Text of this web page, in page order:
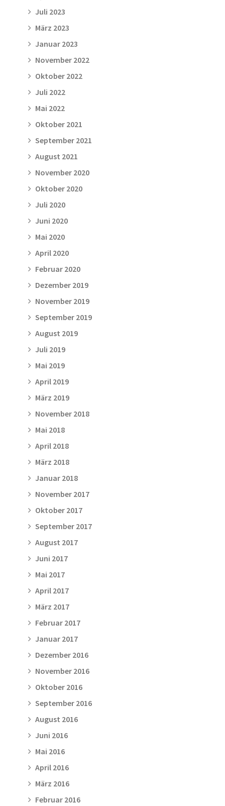
Juli 2023
März 2023
Januar 2023
November 2022
Oktober 2022
Juli 2022
Mai 2022
Oktober 2021
September 2021
August 2021
November 2020
Oktober 2020
Juli 2020
Juni 2020
Mai 2020
April 2020
Februar 2020
Dezember 2019
November 2019
September 2019
August 2019
Juli 2019
Mai 2019
April 2019
März 2019
November 2018
Mai 2018
April 2018
März 2018
Januar 2018
November 2017
Oktober 2017
September 2017
August 2017
Juni 2017
Mai 2017
April 2017
März 2017
Februar 2017
Januar 2017
Dezember 2016
November 2016
Oktober 2016
September 2016
August 2016
Juni 2016
Mai 2016
April 2016
März 2016
Februar 2016